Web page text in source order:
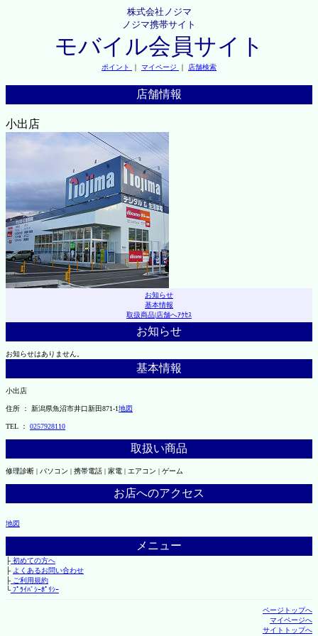
株式会社ノジマ
ノジマ携帯サイト
モバイル会員サイト
ポイント ｜ マイページ ｜ 店舗検索
店舗情報
小出店
お知らせ
基本情報
取扱商品|店舗へｱｸｾｽ
お知らせ
お知らせはありません。
基本情報
小出店
住所 ： 新潟県魚沼市井口新田871-1地図
TEL ： 0257928110
取扱い商品
修理診断 | パソコン | 携帯電話 | 家電 | エアコン | ゲーム
お店へのアクセス
地図
メニュー
├初めての方へ
├ よくあるお問い合わせ
├ご利用規約
└ﾌﾟﾗｲﾊﾞｼｰﾎﾟﾘｼｰ
ページトップへ
マイページへ
サイトトップへ